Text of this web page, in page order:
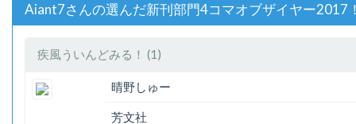
Aiant7さんの選んだ新刊部門4コマオブザイヤー2017
疾風ういんどみる！ (1)
晴野しゅー
芳文社